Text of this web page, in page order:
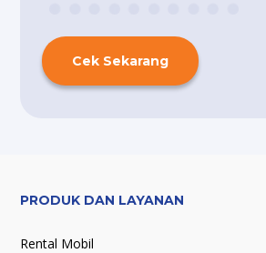
Cek Sekarang
PRODUK DAN LAYANAN
Rental Mobil